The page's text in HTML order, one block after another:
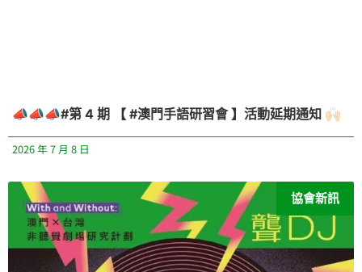
📣📣📣#第 4 期 【 #澳門手語研習會 】活動延期通知 🙌🏻
2026 年 7 月 8 日
協會新訊